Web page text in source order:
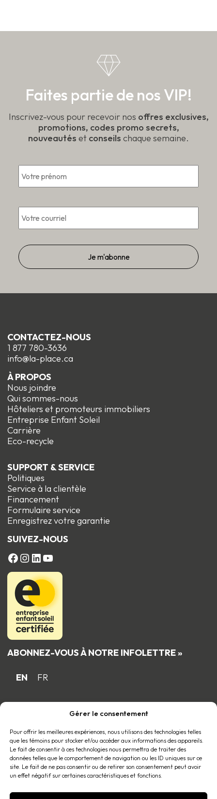
Gérer le consentement
Pour offrir les meilleures expériences, nous utilisons des technologies telles
que les témoins pour stocker et/ou accéder aux informations des appareils.
Le fait de consentir à ces technologies nous permettra de traiter des
données telles que le comportement de navigation ou les ID uniques sur ce
site. Le fait de ne pas consentir ou de retirer son consentement peut avoir
un effet négatif sur certaines caractéristiques et fonctions.
Faites partie de nos VIP!
Inscrivez-vous pour recevoir nos offres exclusives,
promotions, codes promo secrets,
nouveautés et conseils chaque semaine.
*
Courriel *
CONTACTEZ-NOUS
1 877 780-3636
info@la-place.ca
À PROPOS
Nous joindre
Qui sommes-nous
Hôteliers et promoteurs immobiliers
Entreprise Enfant Soleil
Carrière
Eco-recycle
SUPPORT & SERVICE
Politiques
Service à la clientèle
Financement
Formulaire service
Enregistrez votre garantie
SUIVEZ-NOUS
FACEBOOK
Instagram
LinkedIn
YouTube
ABONNEZ-VOUS À NOTRE INFOLETTRE »
EN FR
Fière entreprise familiale québécoise
membre du